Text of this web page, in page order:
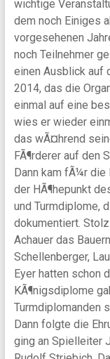
wichtige
dem noch Einiges
vorgesehenen
noch Teilnehmer
einen Ausblick auf
2014, das die
einmal auf eine
wies er wieder
das wÃ¤hrend
FÃ¶rderer auf den
Dann kam fÃ¼r die
der HÃ¶hepunkt
und Turmdiplome,
dokumentiert.
Achauer das
Schellenberger,
Eyer hatten schon
KÃ¶nigsdiplome
Turmdiplomanden
Dann folgte die
ging an Spielleiter